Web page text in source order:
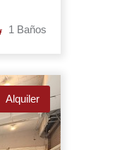
1 Baños
Alquiler